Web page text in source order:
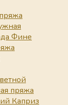
Фине
пряжа
Каприз